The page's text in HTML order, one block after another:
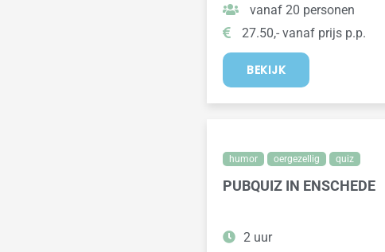
vanaf 20 personen
27.50,- vanaf prijs p.p.
BEKIJK
humor oergezellig quiz
PUBQUIZ IN ENSCHEDE
2 uur